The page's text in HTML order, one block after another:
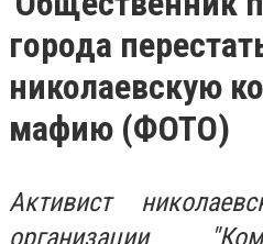
города
николаевскую
мафию (ФОТО)
Активист
организации